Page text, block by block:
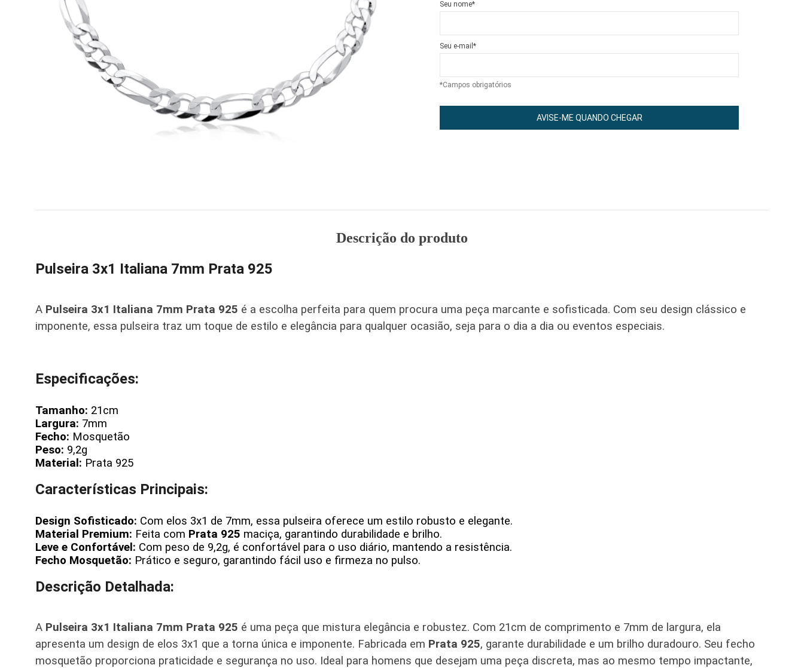
Seu nome*
Seu e-mail*
*Campos obrigatórios
AVISE-ME QUANDO CHEGAR
Descrição do produto
Pulseira 3x1 Italiana 7mm Prata 925
A Pulseira 3x1 Italiana 7mm Prata 925 é a escolha perfeita para quem procura uma peça marcante e sofisticada. Com seu design clássico e
imponente, essa pulseira traz um toque de estilo e elegância para qualquer ocasião, seja para o dia a dia ou eventos especiais.
Especificações:
Tamanho: 21cm
Largura: 7mm
Fecho: Mosquetão
Peso: 9,2g
Material: Prata 925
Características Principais:
Design Sofisticado: Com elos 3x1 de 7mm, essa pulseira oferece um estilo robusto e elegante.
Material Premium: Feita com Prata 925 maciça, garantindo durabilidade e brilho.
Leve e Confortável: Com peso de 9,2g, é confortável para o uso diário, mantendo a resistência.
Fecho Mosquetão: Prático e seguro, garantindo fácil uso e firmeza no pulso.
Descrição Detalhada:
A Pulseira 3x1 Italiana 7mm Prata 925 é uma peça que mistura elegância e robustez. Com 21cm de comprimento e 7mm de largura, ela
apresenta um design de elos 3x1 que a torna única e imponente. Fabricada em Prata 925, garante durabilidade e um brilho duradouro. Seu fecho
mosquetão proporciona praticidade e segurança no uso. Ideal para homens que desejam uma peça discreta, mas ao mesmo tempo impactante,